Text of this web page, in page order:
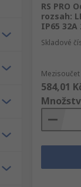
RS PRO
rozsah:
IP65 32A
Skladové
584,01